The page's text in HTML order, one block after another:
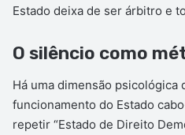
Estado deixa de ser árbitro e
O silêncio como
Há uma dimensão psicológica
funcionamento do Estado
repetir “Estado de Direito